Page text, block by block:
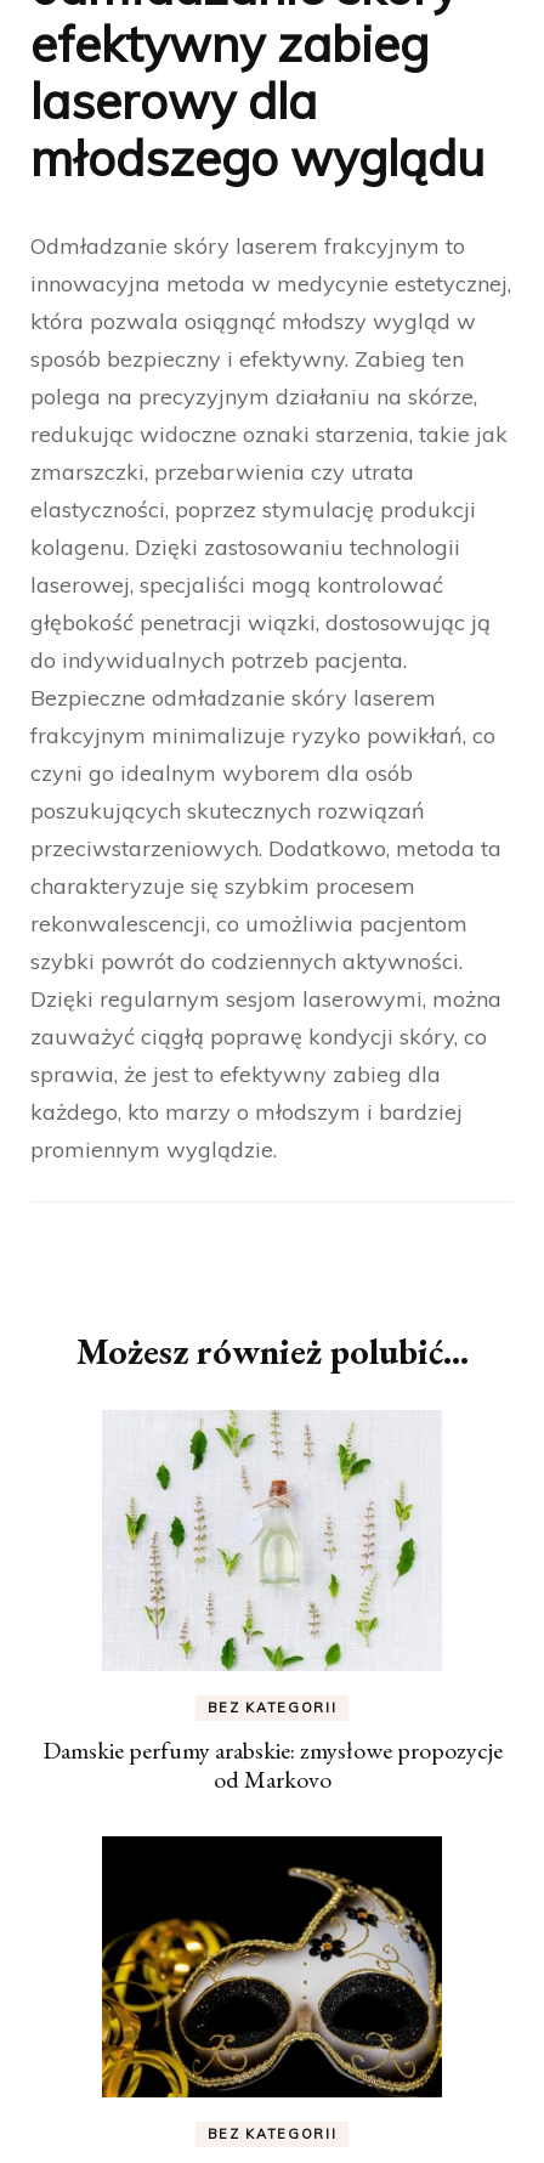
efektywny zabieg
laserowy dla
młodszego wyglądu
Odmładzanie skóry laserem frakcyjnym to
innowacyjna metoda w medycynie estetycznej,
która pozwala osiągnąć młodszy wygląd w
sposób bezpieczny i efektywny. Zabieg ten
polega na precyzyjnym działaniu na skórze,
redukując widoczne oznaki starzenia, takie jak
zmarszczki, przebarwienia czy utrata
elastyczności, poprzez stymulację produkcji
kolagenu. Dzięki zastosowaniu technologii
laserowej, specjaliści mogą kontrolować
głębokość penetracji wiązki, dostosowując ją
do indywidualnych potrzeb pacjenta.
Bezpieczne odmładzanie skóry laserem
frakcyjnym minimalizuje ryzyko powikłań, co
czyni go idealnym wyborem dla osób
poszukujących skutecznych rozwiązań
przeciwstarzeniowych. Dodatkowo, metoda ta
charakteryzuje się szybkim procesem
rekonwalescencji, co umożliwia pacjentom
szybki powrót do codziennych aktywności.
Dzięki regularnym sesjom laserowymi, można
zauważyć ciągłą poprawę kondycji skóry, co
sprawia, że jest to efektywny zabieg dla
każdego, kto marzy o młodszym i bardziej
promiennym wyglądzie.
Możesz również polubić…
BEZ KATEGORII
Damskie perfumy arabskie: zmysłowe propozycje
od Markovo
BEZ KATEGORII